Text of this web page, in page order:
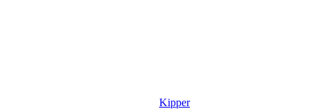
Kipper